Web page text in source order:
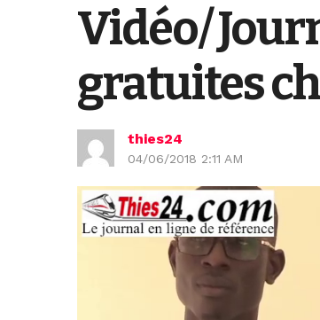
Vidéo/
gratuites
thies24
04/06/2018 2:11 AM